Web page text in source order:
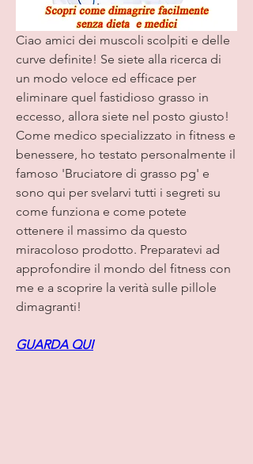
Ciao amici dei muscoli scolpiti e delle
curve definite! Se siete alla ricerca di
un modo veloce ed efficace per
eliminare quel fastidioso grasso in
eccesso, allora siete nel posto giusto!
Come medico specializzato in fitness e
benessere, ho testato personalmente il
famoso 'Bruciatore di grasso pg' e
sono qui per svelarvi tutti i segreti su
come funziona e come potete
ottenere il massimo da questo
miracoloso prodotto. Preparatevi ad
approfondire il mondo del fitness con
me e a scoprire la verità sulle pillole
dimagranti!
GUARDA QUI